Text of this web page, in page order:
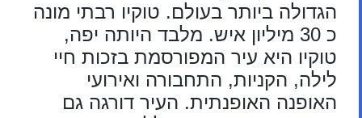
הגדולה ביותר בעולם. טוקיו רבתי מונה
כ 30 מיליון איש. מלבד היותה יפה,
טוקיו היא עיר המפורסמת בזכות חיי
לילה, הקניות, התחבורה ואירועי
האופנה האופנתית. העיר דורגה גם